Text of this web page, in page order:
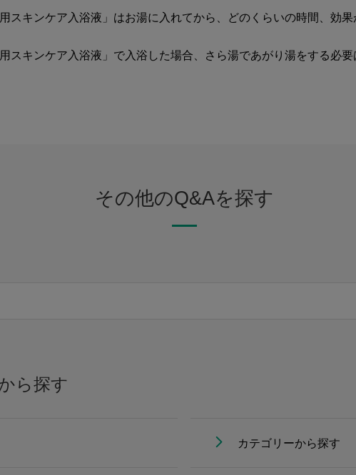
スキンケア入浴液」はお湯に入れてから、どのくらいの時間、効果
スキンケア入浴液」で入浴した場合、さら湯であがり湯をする必要
その他のQ&Aを探す
ら探す
カテゴリーから探す